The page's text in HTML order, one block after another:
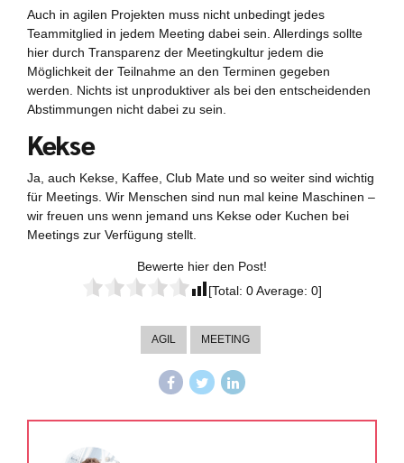
Auch in agilen Projekten muss nicht unbedingt jedes
Teammitglied in jedem Meeting dabei sein. Allerdings sollte
hier durch Transparenz der Meetingkultur jedem die
Möglichkeit der Teilnahme an den Terminen gegeben
werden. Nichts ist unproduktiver als bei den entscheidenden
Abstimmungen nicht dabei zu sein.
Kekse
Ja, auch Kekse, Kaffee, Club Mate und so weiter sind wichtig
für Meetings. Wir Menschen sind nun mal keine Maschinen –
wir freuen uns wenn jemand uns Kekse oder Kuchen bei
Meetings zur Verfügung stellt.
Bewerte hier den Post!
[Total: 0Average: 0]
AGIL MEETING